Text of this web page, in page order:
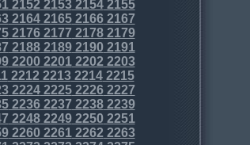
2152 215321542155
2164216521662167
21762177 21782179
2188218921902191
220022012202 2203
2212 221322142215
2224222522262227
22362237 22382239
2248224922502251
226022612262 2263